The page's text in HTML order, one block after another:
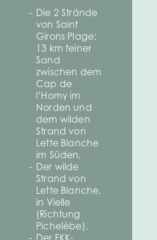
Die 2 Strände
von Saint
Girons Plage:
13 km feiner
Sand
zwischen dem
Cap de
l’Homy im
Norden und
dem wilden
Strand von
Lette Blanche
im Süden,
Der wilde
Strand von
Lette Blanche,
in Vielle
(Richtung
Pichelèbe),